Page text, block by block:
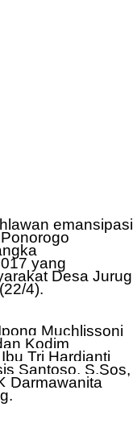
emansipasi
yang
Desa Jurug
4).
Muchlissoni
Kodim
Tri Hardjanti
Santoso, S.Sos,
Darmawanita